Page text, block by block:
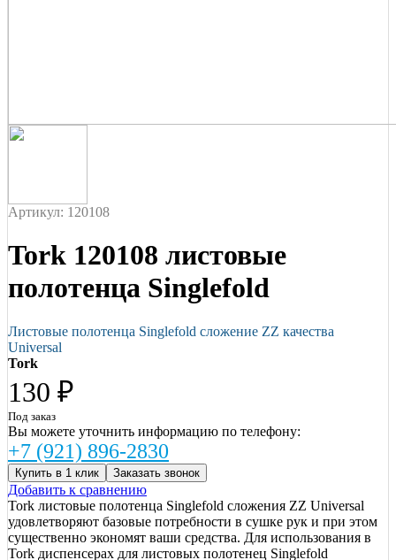
Артикул: 120108
Tork 120108 листовые
полотенца Singlefold
Листовые полотенца Singlefold сложение ZZ качества
Universal
Tork
130 ₽
Под заказ
Вы можете уточнить информацию по телефону:
+7 (921) 896-2830
Купить в 1 клик Заказать звонок
Добавить к сравнению
Tork листовые полотенца Singlefold сложения ZZ Universal
удовлетворяют базовые потребности в сушке рук и при этом
существенно экономят ваши средства. Для использования в
Tork диспенсерах для листовых полотенец Singlefold